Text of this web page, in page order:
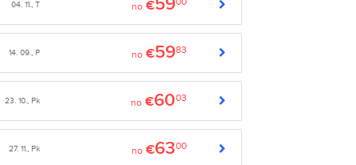
04. 11., T no €59
14. 09., P no €5983
23. 10., Pk no €6003
27. 11., Pk no €6300